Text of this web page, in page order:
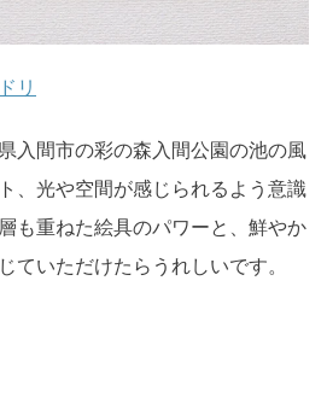
リ
入間市の彩の森入間公園の池の風
、光や空間が感じられるよう意識
も重ねた絵具のパワーと、鮮やか
ていただけたらうれしいです。